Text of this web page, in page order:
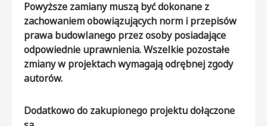
Powyższe zamiany muszą być dokonane z
zachowaniem obowiązujących norm i przepisów
prawa budowlanego przez osoby posiadające
odpowiednie uprawnienia. Wszelkie pozostałe
zmiany w projektach wymagają odrębnej zgody
autorów.
Dodatkowo do zakupionego projektu dołączone